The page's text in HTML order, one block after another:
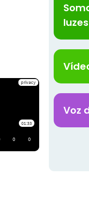
luzes
Voz